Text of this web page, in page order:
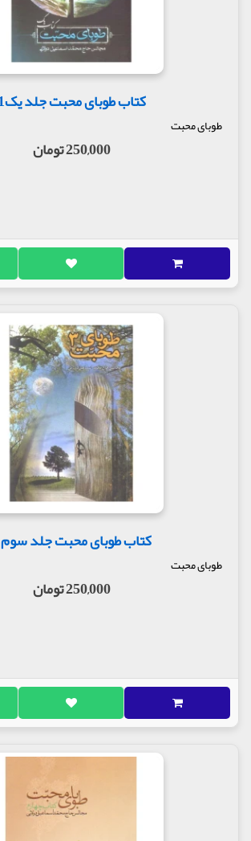
کتاب طوبای محبت جلد یک1
طوبای محبت
250,000 تومان
کتاب طوبای محبت جلد سوم 3
طوبای محبت
250,000 تومان